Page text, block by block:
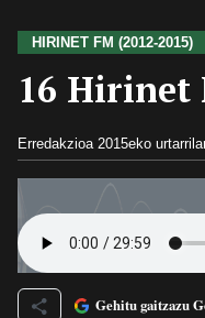
HIRINET FM (2012-2015)
16 Hirinet
Erredakzioa 2015eko
Gehitu gaitzazu